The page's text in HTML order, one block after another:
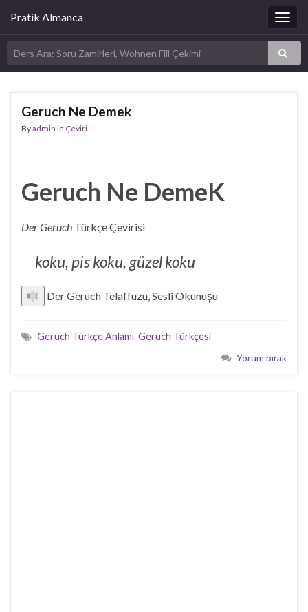
Pratik Almanca
Geruch Ne Demek
Byadmin in Çeviri
Geruch Ne DemeK
Der Geruch Türkçe Çevirisi
koku, pis koku, güzel koku
Der Geruch Telaffuzu, Sesli Okunuşu
Geruch Türkçe Anlamı, Geruch Türkçesi
Yorum bırak